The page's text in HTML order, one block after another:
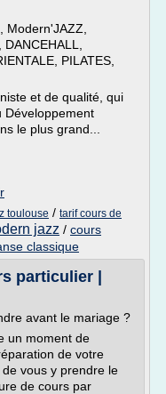
Modern'JAZZ,
PILATES,
et de qualité, qui
Développement
le plus grand...
toulouse / tarif cours de
jazz / cours
classique
particulier |
avant le mariage ?
un moment de
de votre
vous y prendre le
de cours par